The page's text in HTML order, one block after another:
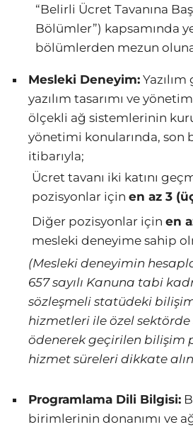
“Belirli Ücret Tavanına
Bölümler”) kapsamında
bölümlerden mezun
Mesleki Deneyim:
yazılım tasarımı ve
ölçekli ağ sistemlerinin
yönetimi konularında, son
itibarıyla;
Ücret tavanı iki katını
pozisyonlar için en az 3
Diğer pozisyonlar için en
mesleki deneyime sahip
(Mesleki deneyimin
657 sayılı Kanuna tabi
sözleşmeli statüdeki
hizmetleri ile özel sektörde
ödenerek geçirilen bilişim
hizmet süreleri dikkate
Programlama Dili Bilgisi:
birimlerinin donanımı ve